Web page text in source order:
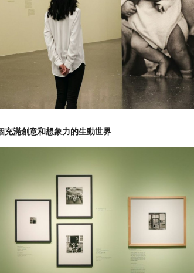
充滿創意和想象力的生動世界